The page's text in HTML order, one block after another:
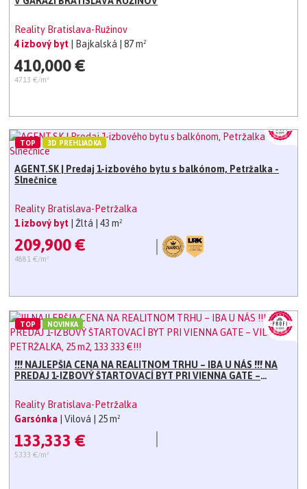
Reality Bratislava-Ružinov
4 izbový byt
| Bajkalská | 87 m²
410,000 €
4713 €/m²
AGENT.SK | Predaj 1-izbového bytu s balkónom, Petržalka -
Slnečnice
Reality Bratislava-Petržalka
1 izbový byt
| Žltá | 43 m²
209,900 €
4881 €/m²
TOP 3D PREHLIADKA
!!! NAJLEPŠIA CENA NA REALITNOM TRHU – IBA U NÁS !!! NA
PREDAJ 1-IZBOVÝ ŠTARTOVACÍ BYT PRI VIENNA GATE –
Reality Bratislava-Petržalka
Garsónka
| Vilová | 25 m²
133,333 €
5333 €/m²
TOP NOVINKA